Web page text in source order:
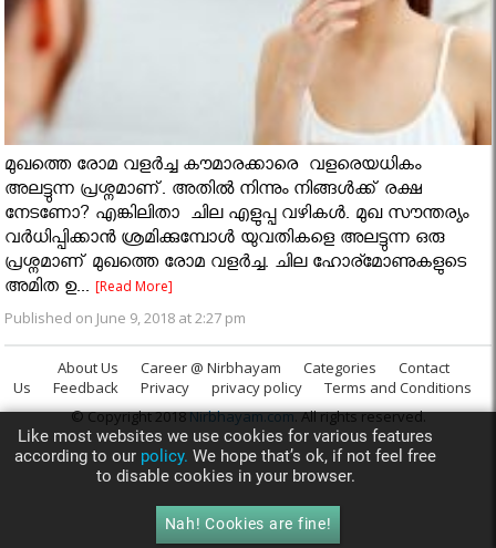
മുഖത്തെ രോമ വളർച്ച കൗമാരക്കാരെ വളരെയധികം
അലട്ടുന്ന പ്രശ്നമാണ്. അതിൽ നിന്നും നിങ്ങൾക്ക് രക്ഷ
നേടണോ? എങ്കിലിതാ ചില എളുപ്പ വഴികൾ. മുഖ സൗന്തര്യം
വർധിപ്പിക്കാൻ ശ്രമിക്കുമ്പോൾ യുവതികളെ അലട്ടുന്ന ഒരു
പ്രശ്നമാണ് മുഖത്തെ രോമ വളർച്ച. ചില ഹോര്മോണുകളുടെ
അമിത ഉ...[Read More]
Published on June 9, 2018 at 2:27 pm
About Us Career @ Nirbhayam Categories
Contact
Us
Feedback Privacy privacy policy
Terms and Conditions
© Copyright 2018Nirbhayam.com. All rights reserved.
Like most websites we use cookies for various features
according to our policy. We hope that’s ok, if not feel free
to disable cookies in your browser.
Nah! Cookies are fine!